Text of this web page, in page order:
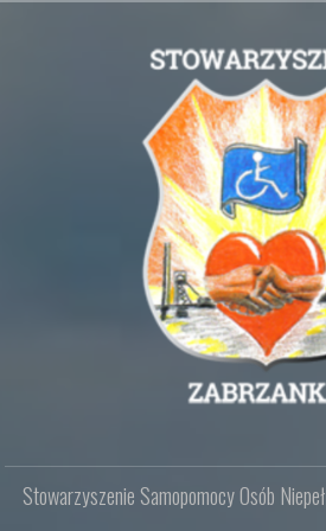
Sto­wa­rzy­sze­nie Sa­mo­po­mo­cy Osób